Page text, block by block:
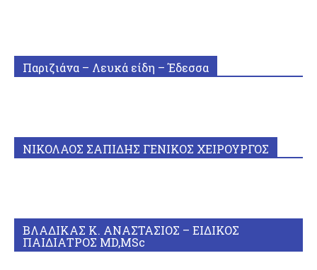
Παριζιάνα – Λευκά είδη – Έδεσσα
ΝΙΚΟΛΑΟΣ ΣΑΠΙΔΗΣ ΓΕΝΙΚΟΣ ΧΕΙΡΟΥΡΓΟΣ
ΒΛΑΔΙΚΑΣ Κ. ΑΝΑΣΤΑΣΙΟΣ – ΕΙΔΙΚΟΣ
ΠΑΙΔΙΑΤΡΟΣ MD,MSc